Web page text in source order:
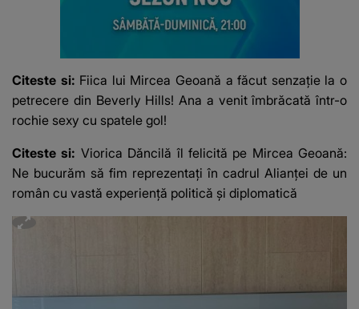
Citeste si: Fiica lui Mircea Geoană a făcut senzaţie la o
petrecere din Beverly Hills! Ana a venit îmbrăcată într-o
rochie sexy cu spatele gol!
Citeste si: Viorica Dăncilă îl felicită pe Mircea Geoană:
Ne bucurăm să fim reprezentaţi în cadrul Alianţei de un
român cu vastă experienţă politică şi diplomatică